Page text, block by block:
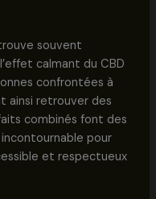
souvent
calmant du CBD
confrontées à
ainsi retrouver des
combinés font des
pour
et respectueux